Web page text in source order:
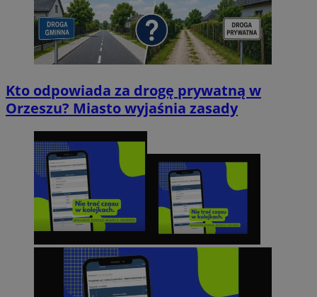
Kto odpowiada za drogę prywatną w
Orzeszu? Miasto wyjaśnia zasady